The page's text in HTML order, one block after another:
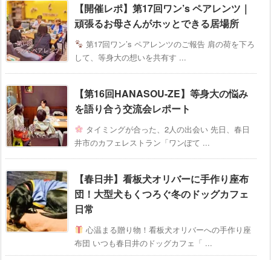
【開催レポ】第17回ワン’s ペアレンツ｜
頑張るお母さんがホッとできる居場所
第17回ワン’s ペアレンツのご報告 肩の荷を下ろ
して、等身大の想いを共有す ...
【第16回HANASOU-ZE】等身大の悩み
を語り合う交流会レポート
タイミングが合った、2人の出会い 先日、春日
井市のカフェレストラン「ワンぽて ...
【春日井】看板犬オリバーに手作り座布
団！大型犬もくつろぐ冬のドッグカフェ
日常
心温まる贈り物！看板犬オリバーへの手作り座
布団 いつも春日井のドッグカフェ「 ...